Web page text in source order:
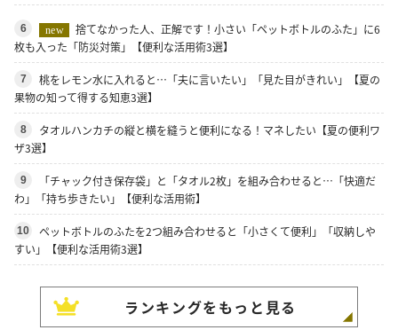
6 new
捨てなかった人、正解です！小さい「ペットボトルのふた」に6
枚も入った「防災対策」【便利な活用術3選】
7
桃をレモン水に入れると…「夫に言いたい」「見た目がきれい」【夏の
果物の知って得する知恵3選】
8
タオルハンカチの縦と横を縫うと便利になる！マネしたい【夏の便利ワ
ザ3選】
9
「チャック付き保存袋」と「タオル2枚」を組み合わせると…「快適だ
わ」「持ち歩きたい」【便利な活用術】
10
ペットボトルのふたを2つ組み合わせると「小さくて便利」「収納しや
すい」【便利な活用術3選】
ランキングをもっと見る